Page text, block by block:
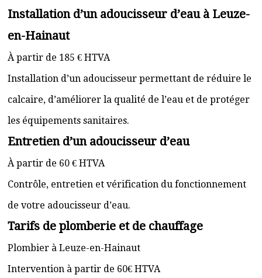
Installation d’un adoucisseur d’eau à Leuze-
en-Hainaut
À partir de 185 € HTVA
Installation d’un adoucisseur permettant de réduire le
calcaire, d’améliorer la qualité de l’eau et de protéger
les équipements sanitaires.
Entretien d’un adoucisseur d’eau
À partir de 60 € HTVA
Contrôle, entretien et vérification du fonctionnement
de votre adoucisseur d’eau.
Tarifs de plomberie et de chauffage
Plombier à Leuze-en-Hainaut
Intervention à partir de 60€ HTVA